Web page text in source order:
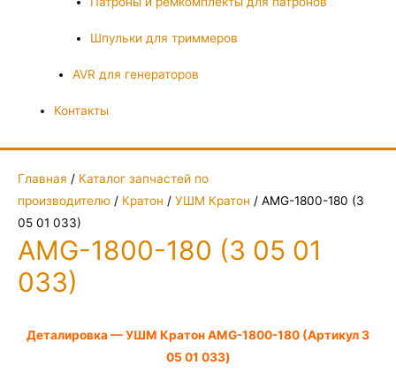
Шпульки для триммеров
AVR для генераторов
Контакты
Главная / Каталог запчастей по
производителю / Кратон / УШМ Кратон / AMG-1800-180 (3
05 01 033)
AMG-1800-180 (3 05 01
033)
Деталировка — УШМ Кратон AMG-1800-180 (Артикул 3
05 01 033)